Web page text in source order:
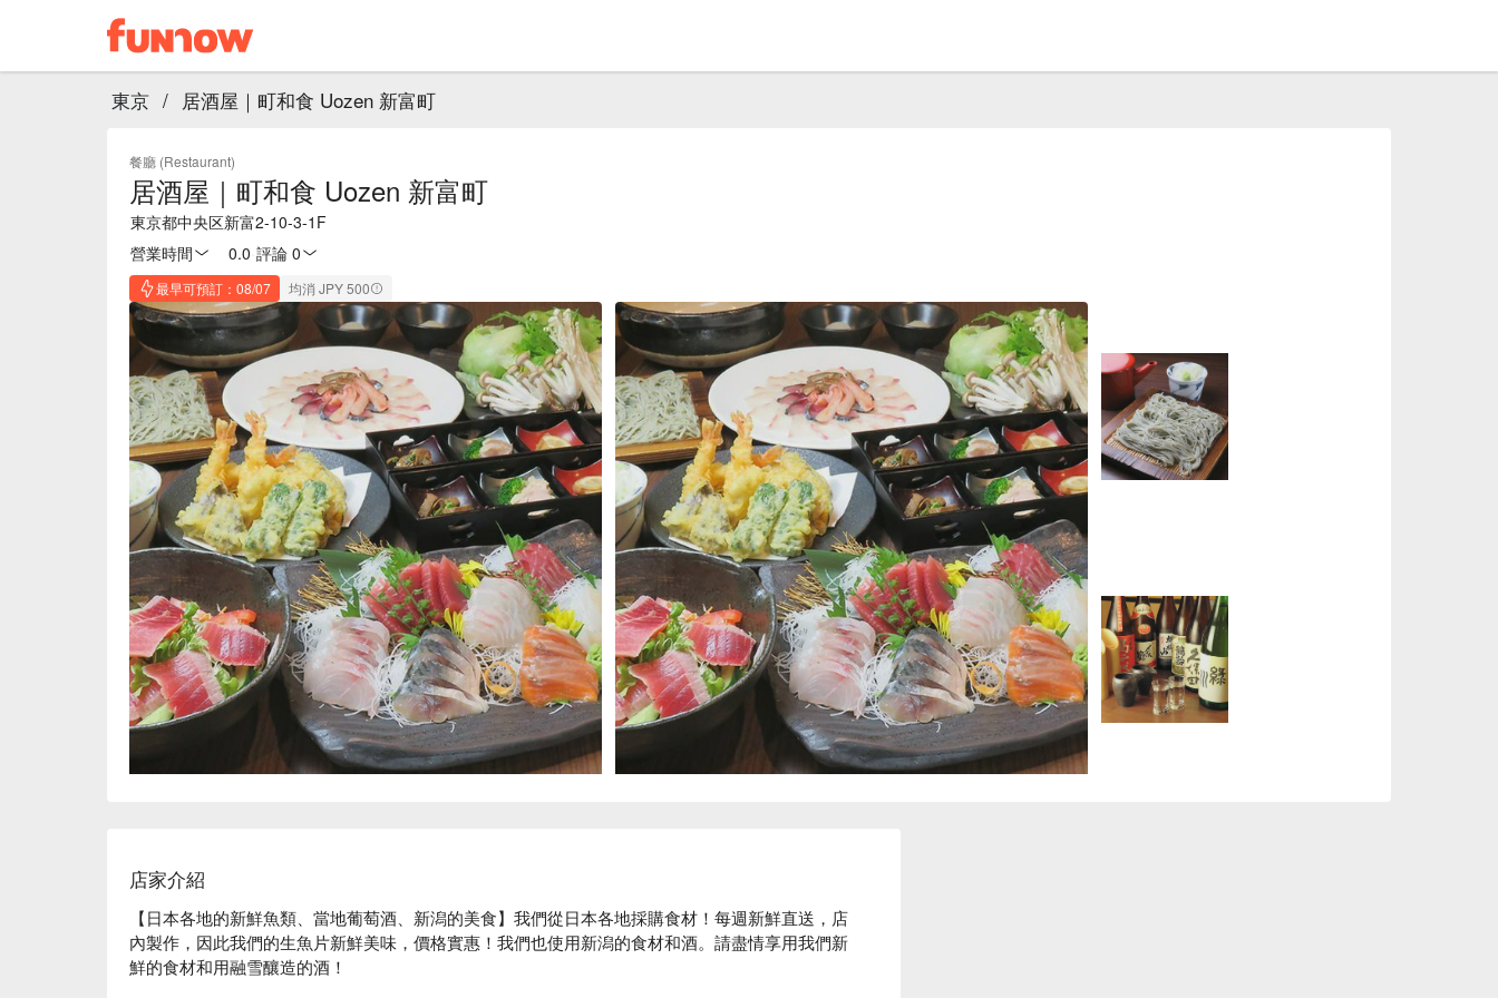
東京 / 居酒屋｜町和食 Uozen 新富町
餐廳 (Restaurant)
居酒屋｜町和食 Uozen 新富町
東京都中央区新富2-10-3-1F
營業時間
0.0 評論 0
最早可預訂：08/07 均消 JPY 500
店家介紹
【日本各地的新鮮魚類、當地葡萄酒、新潟的美食】我們從日本各地採購食材！每週新鮮直送，店
內製作，因此我們的生魚片新鮮美味，價格實惠！我們也使用新潟的食材和酒。請盡情享用我們新
鮮的食材和用融雪釀造的酒！